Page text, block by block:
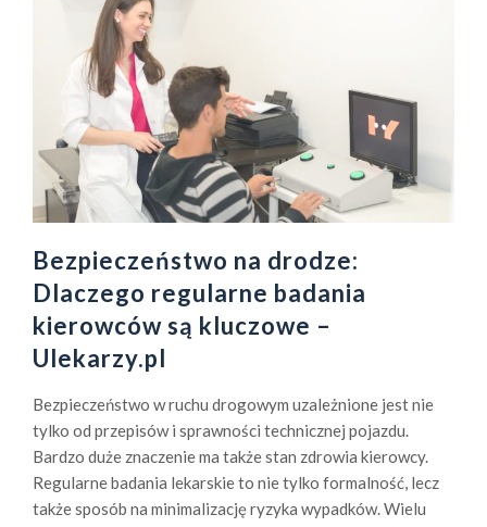
Bezpieczeństwo na drodze:
Dlaczego regularne badania
kierowców są kluczowe –
Ulekarzy.pl
Bezpieczeństwo w ruchu drogowym uzależnione jest nie
tylko od przepisów i sprawności technicznej pojazdu.
Bardzo duże znaczenie ma także stan zdrowia kierowcy.
Regularne badania lekarskie to nie tylko formalność, lecz
także sposób na minimalizację ryzyka wypadków. Wielu